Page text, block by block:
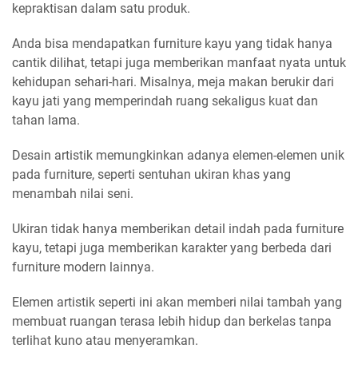
kepraktisan dalam satu produk.
Anda bisa mendapatkan furniture kayu yang tidak hanya
cantik dilihat, tetapi juga memberikan manfaat nyata untuk
kehidupan sehari-hari. Misalnya, meja makan berukir dari
kayu jati yang memperindah ruang sekaligus kuat dan
tahan lama.
Desain artistik memungkinkan adanya elemen-elemen unik
pada furniture, seperti sentuhan ukiran khas yang
menambah nilai seni.
Ukiran tidak hanya memberikan detail indah pada furniture
kayu, tetapi juga memberikan karakter yang berbeda dari
furniture modern lainnya.
Elemen artistik seperti ini akan memberi nilai tambah yang
membuat ruangan terasa lebih hidup dan berkelas tanpa
terlihat kuno atau menyeramkan.